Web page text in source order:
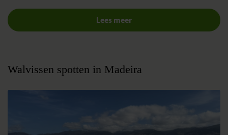
Lees meer
Walvissen spotten in Madeira